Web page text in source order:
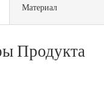
Материал
Продукта